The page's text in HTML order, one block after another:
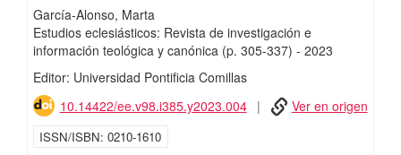
García-Alonso, Marta
Estudios eclesiásticos: Revista de investigación e
información teológica y canónica (p. 305-337) - 2023
Editor: Universidad Pontificia Comillas
10.14422/ee.v98.i385.y2023.004
Ver en origen
ISSN/ISBN 0210-1610